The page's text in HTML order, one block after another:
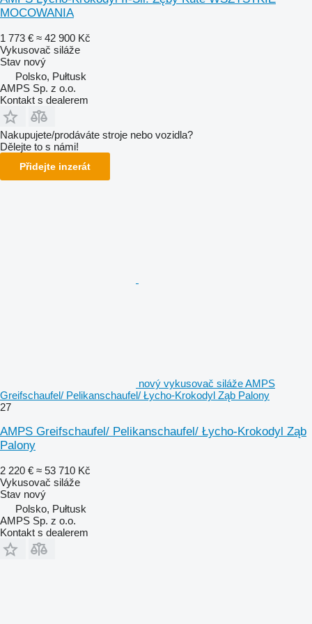
MOCOWANIA
1 773 € ≈ 42 900 Kč
Vykusovač siláže
Stav nový
Polsko, Pułtusk
AMPS Sp. z o.o.
Kontakt s dealerem
Nakupujete/prodáváte stroje nebo vozidla?
Dělejte to s námi!
Přidejte inzerát
nový vykusovač siláže AMPS
Greifschaufel/ Pelikanschaufel/ Łycho-Krokodyl Ząb Palony
27
AMPS Greifschaufel/ Pelikanschaufel/ Łycho-Krokodyl Ząb
Palony
2 220 € ≈ 53 710 Kč
Vykusovač siláže
Stav nový
Polsko, Pułtusk
AMPS Sp. z o.o.
Kontakt s dealerem